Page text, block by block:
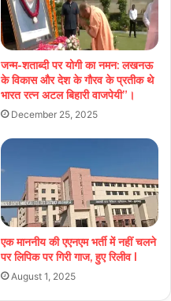
जन्म-शताब्दी पर योगी का नमन: लखनऊ
के विकास और देश के गौरव के प्रतीक थे
भारत रत्न अटल बिहारी वाजपेयी”।
December 25, 2025
एक माननीय की एएनएम भर्ती में नहीं चलने
पर लिपिक पर गिरी गाज, हुए रिलीव l
August 1, 2025